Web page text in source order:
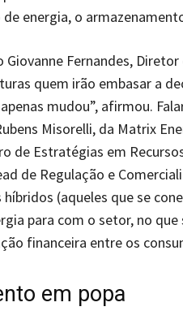
de energia, o
Giovanne Fernandes,
quem irão embasar a
mudou”, afirmou.
Misorelli, da Matrix
de Estratégias em
de Regulação e
(aqueles que se
para com o setor, no
financeira entre os
em popa